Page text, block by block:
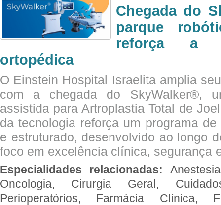
Chegada do
parque
reforça a
ortopédica
O Einstein Hospital Israelita amplia
com a chegada do SkyWalker®,
assistida para Artroplastia Total de
da tecnologia reforça um programa
e estruturado, desenvolvido ao longo
foco em excelência clínica, segurança
Especialidades relacionadas:
Oncologia, Cirurgia Geral,
Perioperatórios, Farmácia Clínica,